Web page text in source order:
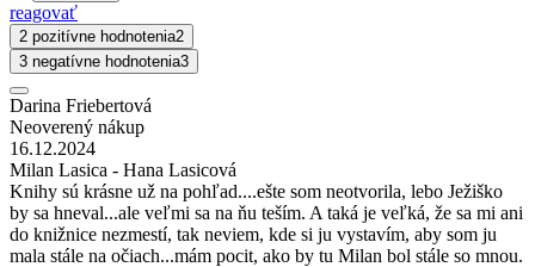
reagovať
2 pozitívne hodnotenia2
3 negatívne hodnotenia3
Darina Friebertová
Neoverený nákup
16.12.2024
Milan Lasica - Hana Lasicová
Knihy sú krásne už na pohľad....ešte som neotvorila, lebo Ježiško
by sa hneval...ale veľmi sa na ňu teším. A taká je veľká, že sa mi ani
do knižnice nezmestí, tak neviem, kde si ju vystavím, aby som ju
mala stále na očiach...mám pocit, ako by tu Milan bol stále so mnou.